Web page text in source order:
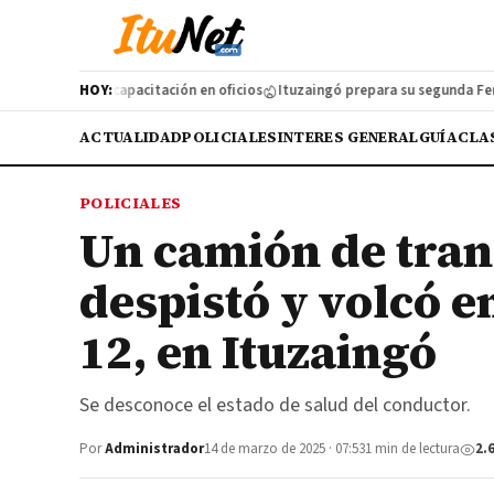
HOY:
una nueva capacitación en oficios Ituzaingó prepara su segunda Feria
ACTUALIDADPOLICIALESINTERES GENERALGUÍA
POLICIALES
Un camión de
despistó y volcó
12, en Ituzaingó
Se desconoce el estado de salud del conductor.
PorAdministrador14 de marzo de 2025 · 07:531 min de lectura